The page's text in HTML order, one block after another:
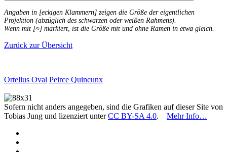
Angaben in [eckigen Klammern] zeigen die Größe der eigentlichen
Projektion (abzüglich des schwarzen oder weißen Rahmens).
Wenn mit [≈] markiert, ist die Größe mit und ohne Ramen in etwa gleich.
Zurück zur Übersicht
Ortelius Oval Peirce Quincunx
Sofern nicht anders angegeben, sind die Grafiken auf dieser Site von
Tobias Jung und lizenziert unterCC BY-SA 4.0. Mehr Info…